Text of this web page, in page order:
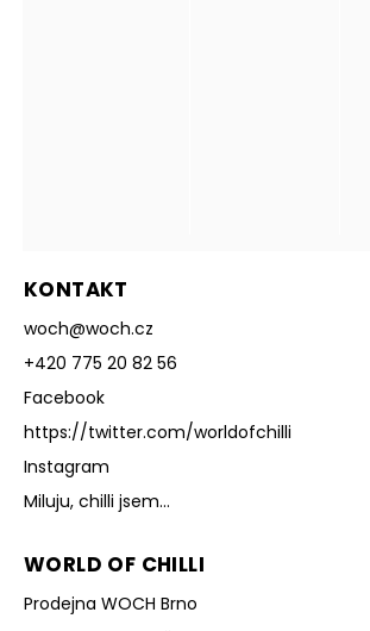
KONTAKT
woch@woch.cz
+420 775 20 82 56
Facebook
https://twitter.com/worldofchilli
Instagram
Miluju, chilli jsem...
WORLD OF CHILLI
Prodejna WOCH Brno